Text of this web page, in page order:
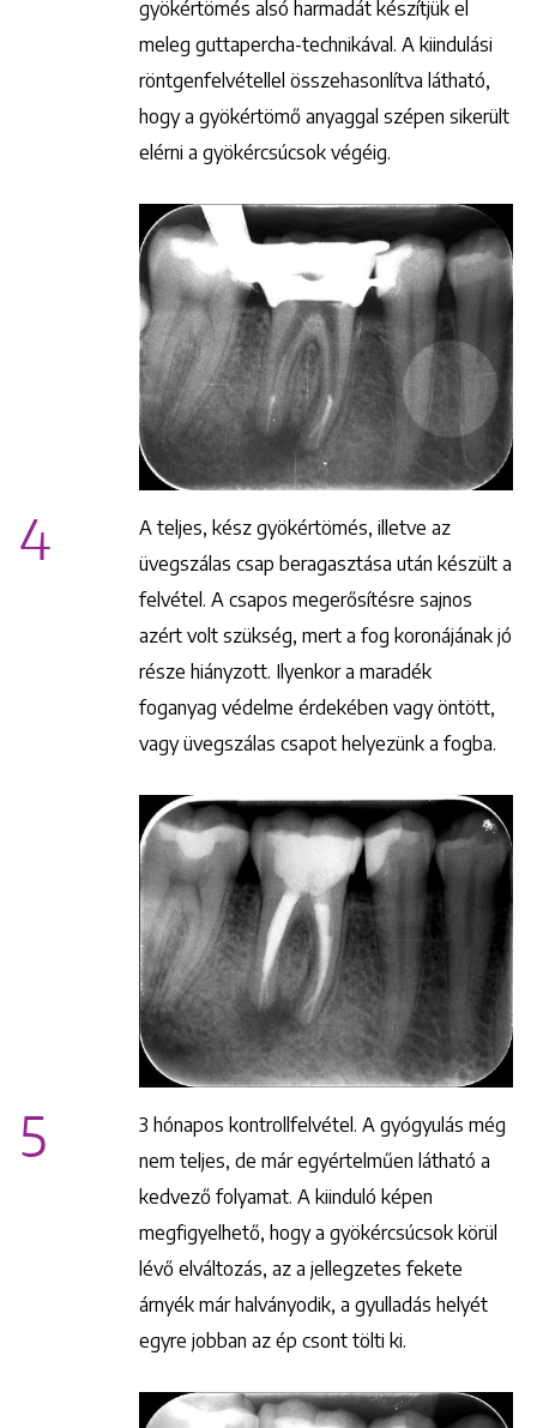
+36 1 222 7250
1148 Budapest, Örs vezér tere 2.
Keresés
gyökértömés alsó harmadát készítjük el
meleg guttapercha-technikával. A kiindulási
röntgenfelvétellel összehasonlítva látható,
hogy a gyökértömő anyaggal szépen sikerült
elérni a gyökércsúcsok végéig.
4
A teljes, kész gyökértömés, illetve az
üvegszálas csap beragasztása után készült a
felvétel. A csapos megerősítésre sajnos
azért volt szükség, mert a fog koronájának jó
része hiányzott. Ilyenkor a maradék
foganyag védelme érdekében vagy öntött,
vagy üvegszálas csapot helyezünk a fogba.
5
3 hónapos kontrollfelvétel. A gyógyulás még
nem teljes, de már egyértelműen látható a
kedvező folyamat. A kiinduló képen
megfigyelhető, hogy a gyökércsúcsok körül
lévő elváltozás, az a jellegzetes fekete
árnyék már halványodik, a gyulladás helyét
egyre jobban az ép csont tölti ki.